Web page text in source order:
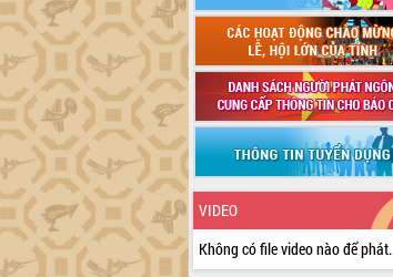
VIDEO
Không có file video nào để phát.